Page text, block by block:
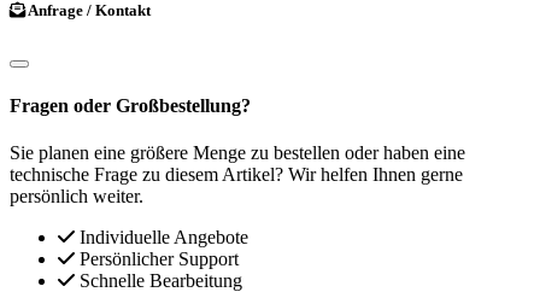
Anfrage / Kontakt
Fragen oder Großbestellung?
Sie planen eine größere Menge zu bestellen oder haben eine
technische Frage zu diesem Artikel? Wir helfen Ihnen gerne
persönlich weiter.
Individuelle Angebote
Persönlicher Support
Schnelle Bearbeitung